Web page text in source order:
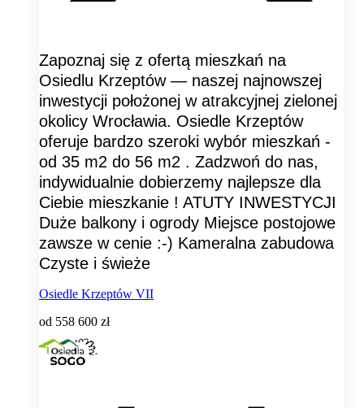
Zapoznaj się z ofertą mieszkań na
Osiedlu Krzeptów — naszej najnowszej
inwestycji położonej w atrakcyjnej zielonej
okolicy Wrocławia. Osiedle Krzeptów
oferuje bardzo szeroki wybór mieszkań -
od 35 m2 do 56 m2 . Zadzwoń do nas,
indywidualnie dobierzemy najlepsze dla
Ciebie mieszkanie ! ATUTY INWESTYCJI
Duże balkony i ogrody Miejsce postojowe
zawsze w cenie :-) Kameralna zabudowa
Czyste i świeże
Osiedle Krzeptów VII
od 558 600 zł